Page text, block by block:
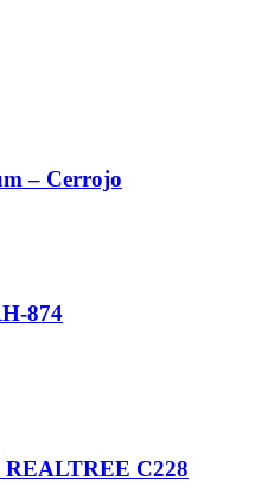
– Cerrojo
874
C228